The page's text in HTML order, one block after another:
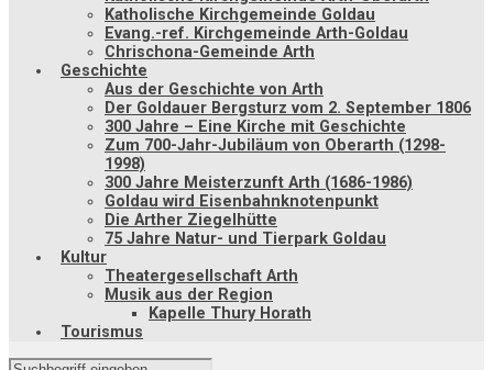
Katholische Kirchgemeinde Goldau
Evang.-ref. Kirchgemeinde Arth-Goldau
Chrischona-Gemeinde Arth
Geschichte
Aus der Geschichte von Arth
Der Goldauer Bergsturz vom 2. September 1806
300 Jahre – Eine Kirche mit Geschichte
Zum 700-Jahr-Jubiläum von Oberarth (1298-
1998)
300 Jahre Meisterzunft Arth (1686-1986)
Goldau wird Eisenbahnknotenpunkt
Die Arther Ziegelhütte
75 Jahre Natur- und Tierpark Goldau
Kultur
Theatergesellschaft Arth
Musik aus der Region
Kapelle Thury Horath
Tourismus